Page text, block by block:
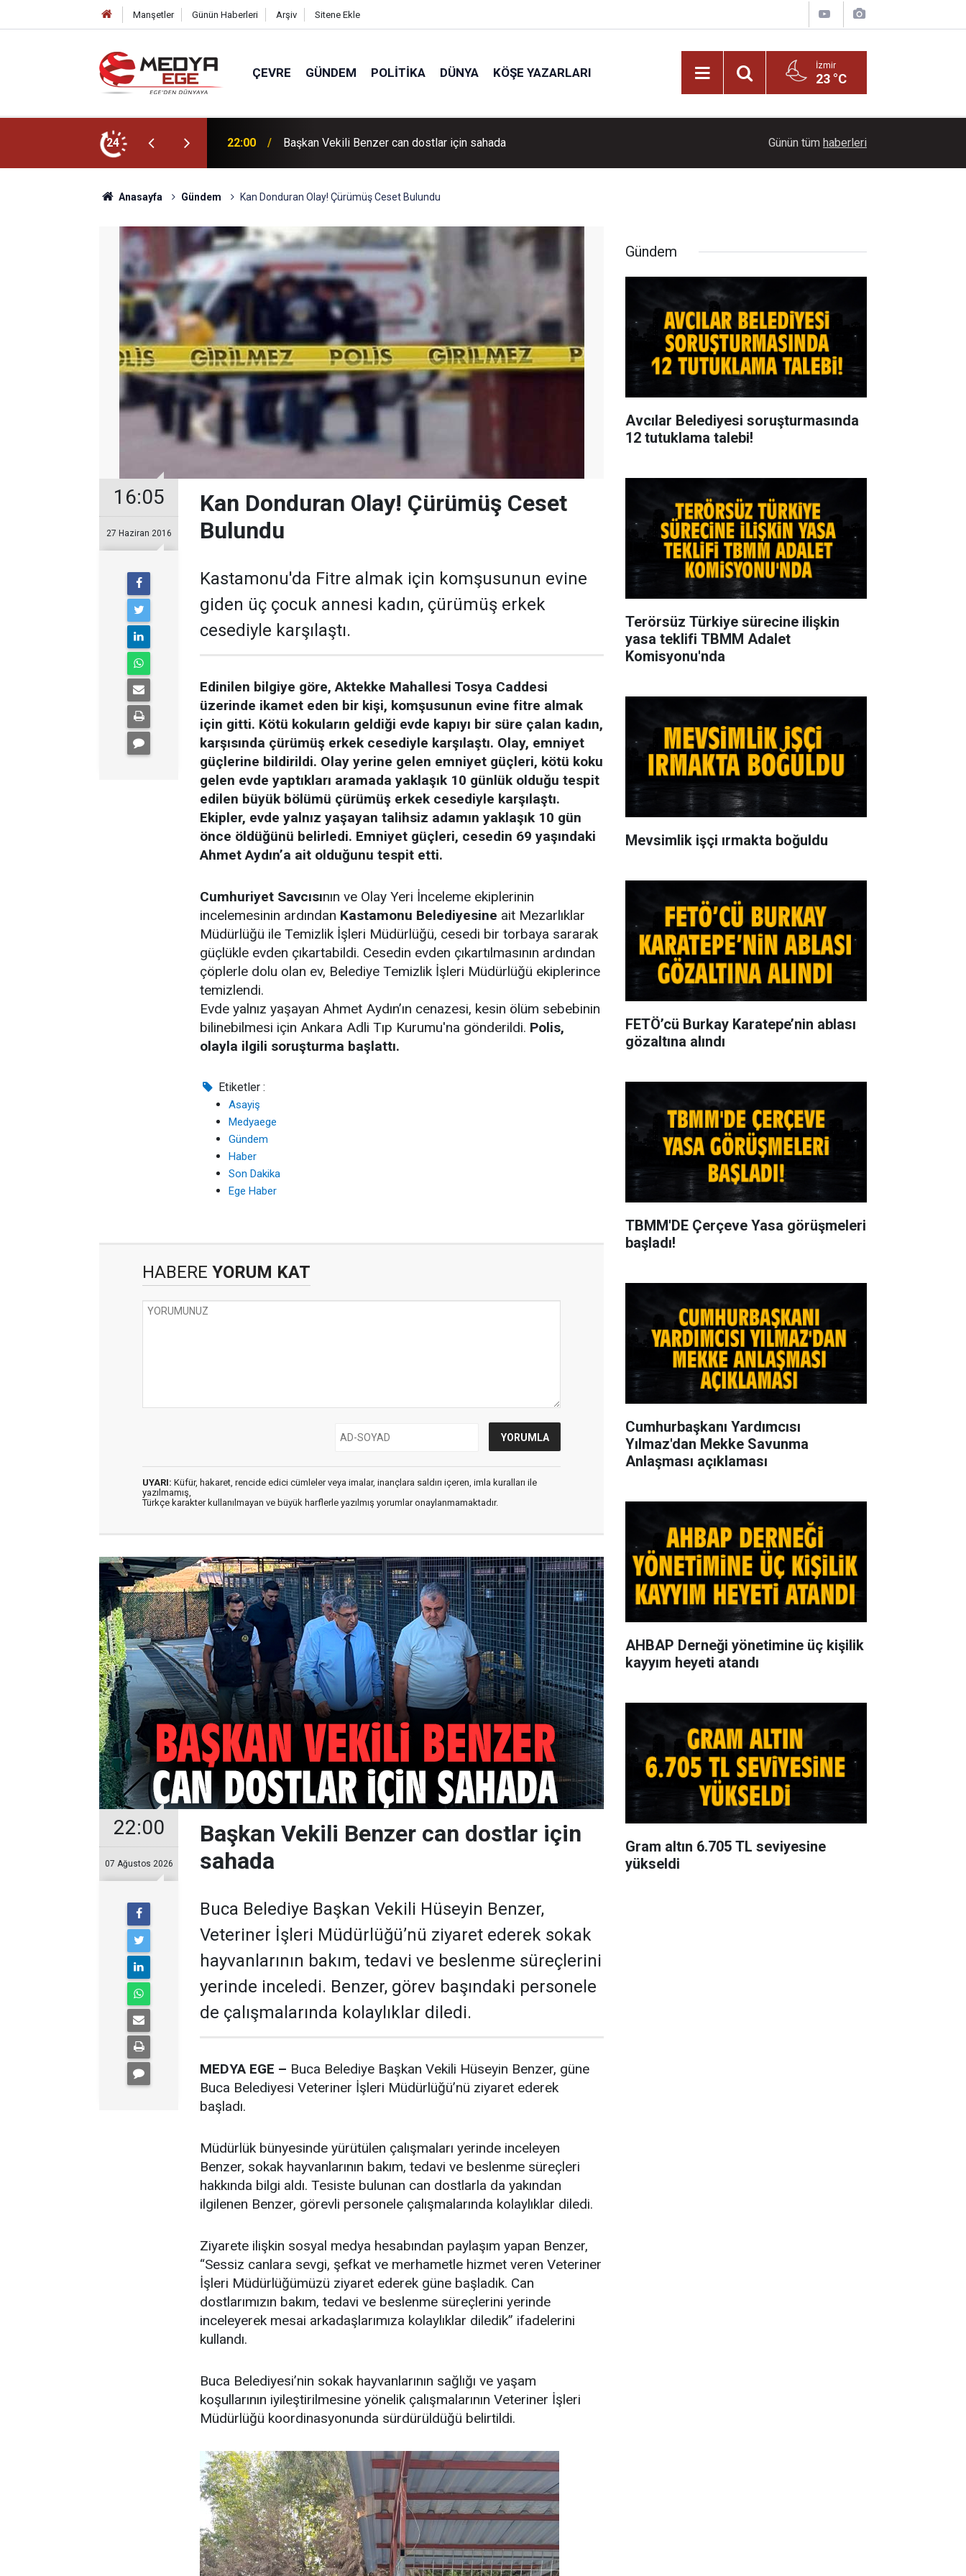
Manşetler Günün Haberleri Arşiv Sitene Ekle
ÇEVRE GÜNDEM POLITIKA DÜNYA KÖŞE YAZARLARI İzmir
23 °C
24 22:00 3 bin yıllık tarihi köye yoğun ilgi! Başkan İlkay Çiçek tutuklandı!
Günün tüm haberleri
Anasayfa Gündem Kan Donduran Olay! Çürümüş Ceset Bulundu
16:05
27 Haziran 2016
Kan Donduran Olay! Çürümüş Ceset
Bulundu
Kastamonu'da Fitre almak için komşusunun evine
giden üç çocuk annesi kadın, çürümüş erkek
cesediyle karşılaştı.
Edinilen bilgiye göre, Aktekke Mahallesi Tosya Caddesi
üzerinde ikamet eden bir kişi, komşusunun evine fitre almak
için gitti. Kötü kokuların geldiği evde kapıyı bir süre çalan kadın,
karşısında çürümüş erkek cesediyle karşılaştı. Olay, emniyet
güçlerine bildirildi. Olay yerine gelen emniyet güçleri, kötü koku
gelen evde yaptıkları aramada yaklaşık 10 günlük olduğu tespit
edilen büyük bölümü çürümüş erkek cesediyle karşılaştı.
Ekipler, evde yalnız yaşayan talihsiz adamın yaklaşık 10 gün
önce öldüğünü belirledi. Emniyet güçleri, cesedin 69 yaşındaki
Ahmet Aydın’a ait olduğunu tespit etti.
Cumhuriyet Savcısının ve Olay Yeri İnceleme ekiplerinin
incelemesinin ardından Kastamonu Belediyesine ait Mezarlıklar
Müdürlüğü ile Temizlik İşleri Müdürlüğü, cesedi bir torbaya sararak
güçlükle evden çıkartabildi. Cesedin evden çıkartılmasının ardından
çöplerle dolu olan ev, Belediye Temizlik İşleri Müdürlüğü ekiplerince
temizlendi.
Evde yalnız yaşayan Ahmet Aydın’ın cenazesi, kesin ölüm sebebinin
bilinebilmesi için Ankara Adli Tıp Kurumu'na gönderildi. Polis,
olayla ilgili soruşturma başlattı.
Etiketler :
Asayiş
Medyaege
Gündem
Haber
Son Dakika
Ege Haber
HABERE YORUM KAT
UYARI: Küfür, hakaret, rencide edici cümleler veya imalar, inançlara saldırı içeren, imla kuralları ile
yazılmamış,
Türkçe karakter kullanılmayan ve büyük harflerle yazılmış yorumlar onaylanmamaktadır.
22:00
07 Ağustos 2026
Başkan Vekili Benzer can dostlar için
sahada
Buca Belediye Başkan Vekili Hüseyin Benzer,
Veteriner İşleri Müdürlüğü’nü ziyaret ederek sokak
hayvanlarının bakım, tedavi ve beslenme süreçlerini
yerinde inceledi. Benzer, görev başındaki personele
de çalışmalarında kolaylıklar diledi.
MEDYA EGE – Buca Belediye Başkan Vekili Hüseyin Benzer, güne
Buca Belediyesi Veteriner İşleri Müdürlüğü’nü ziyaret ederek
başladı.
Müdürlük bünyesinde yürütülen çalışmaları yerinde inceleyen
Benzer, sokak hayvanlarının bakım, tedavi ve beslenme süreçleri
hakkında bilgi aldı. Tesiste bulunan can dostlarla da yakından
ilgilenen Benzer, görevli personele çalışmalarında kolaylıklar diledi.
Ziyarete ilişkin sosyal medya hesabından paylaşım yapan Benzer,
“Sessiz canlara sevgi, şefkat ve merhametle hizmet veren Veteriner
İşleri Müdürlüğümüzü ziyaret ederek güne başladık. Can
dostlarımızın bakım, tedavi ve beslenme süreçlerini yerinde
inceleyerek mesai arkadaşlarımıza kolaylıklar diledik” ifadelerini
kullandı.
Buca Belediyesi’nin sokak hayvanlarının sağlığı ve yaşam
koşullarının iyileştirilmesine yönelik çalışmalarının Veteriner İşleri
Müdürlüğü koordinasyonunda sürdürüldüğü belirtildi.
Gündem
Avcılar Belediyesi soruşturmasında
12 tutuklama talebi!
Terörsüz Türkiye sürecine ilişkin
yasa teklifi TBMM Adalet
Komisyonu'nda
Mevsimlik işçi ırmakta boğuldu
FETÖ’cü Burkay Karatepe’nin ablası
gözaltına alındı
TBMM'DE Çerçeve Yasa görüşmeleri
başladı!
Cumhurbaşkanı Yardımcısı
Yılmaz'dan Mekke Savunma
Anlaşması açıklaması
AHBAP Derneği yönetimine üç kişilik
kayyım heyeti atandı
Gram altın 6.705 TL seviyesine
yükseldi